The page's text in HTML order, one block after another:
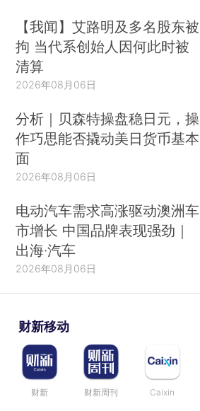
【我闻】艾路明及多名股东被
拘 当代系创始人因何此时被
清算
2026年08月06日
分析｜贝森特操盘稳日元，操
作巧思能否撬动美日货币基本
面
2026年08月06日
电动汽车需求高涨驱动澳洲车
市增长 中国品牌表现强劲｜
出海·汽车
2026年08月06日
财新移动
财新 财新周刊 Caixin